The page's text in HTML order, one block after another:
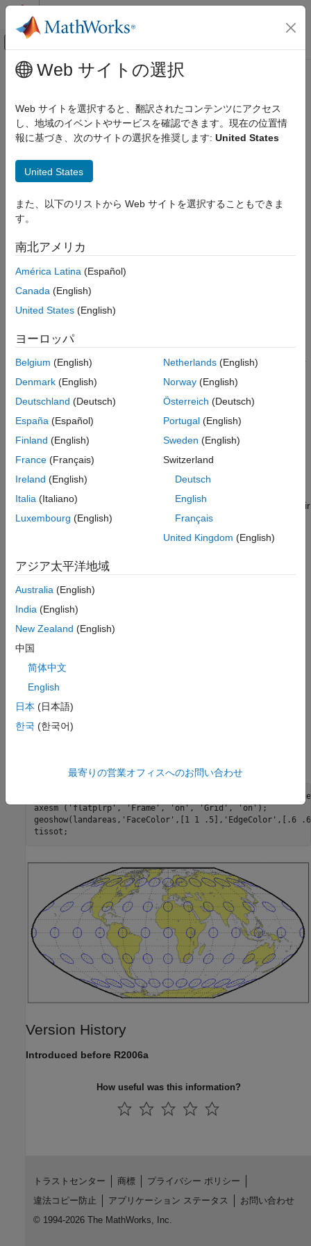
コンテンツへスキップ
オフキャンバス ナビゲーション メ
ドキュメンテーションのホーム
レーダー
Mapping Toolbox
ON THIS PAGE
Classification
Graticule
Features
Parallels
Remarks
Version History
メインコンテンツ
flatplrp
McBryde-Thomas Flat-Polar Parabolic Projection
Pseudocylindrical
Identifier
Graticule
Central Meridian: Straight line 0.48 as long as the Equator.
Other Meridians: Equally spaced parabolic curves concave
toward the central meridian.
Parallels: Unequally spaced straight parallel lines, perpendicular
to the central meridian. Spacing is greatest near the Equator.
Poles: Lines one-third as long as the Equator.
Symmetry: About the central meridian or the Equator.
Features
parallels and is constant along any parallel and between any pair
of parallels equidistant from the Equator. Distortion is severe
near the outer meridians at high latitudes, but less so than on
two points where the central meridian intersects the 45º30'
parallels. This projection is not conformal or equidistant.
Parallels
For this projection, only one standard parallel is specified. The
other standard parallel is the same latitude with the opposite
sign. The standard parallel is by definition fixed at 45º30'.
Remarks
This projection was presented by F. Webster McBryde and Paul
D. Thomas in 1949.
Example
landareas =
axesm ('flatplrp', 'Frame', 'on', 'Grid', 'on');
geoshow(landareas,'FaceColor',[1 1 .5],'EdgeColor',[.6
tissot;
Version History
Introduced before R2006a
How useful was this information?
Web サイトの選択
Web サイトを選択すると、翻訳されたコンテンツにアクセス
し、地域のイベントやサービスを確認できます。現在の位置情
報に基づき、次のサイトの選択を推奨します: United States
United States
また、以下のリストから Web サイトを選択することもできま
す。
南北アメリカ
América Latina (Español)
Canada (English)
United States (English)
ヨーロッパ
Belgium (English)
Denmark (English)
Deutschland (Deutsch)
España (Español)
Finland (English)
France (Français)
Ireland (English)
Italia (Italiano)
Luxembourg (English)
Netherlands(English)
Norway(English)
Österreich (Deutsch)
Portugal(English)
Sweden (English)
Switzerland
Deutsch
English
Français
United Kingdom (English)
アジア太平洋地域
Australia (English)
India (English)
New Zealand (English)
中国
简体中文
English
日本 (日本語)
한국 (한국어)
最寄りの営業オフィスへのお問い合わせ
トラストセンター 商標
プライバシー ポリシー
違法コピー防止
アプリケーション ステータス
お問い合わせ
© 1994-2026 The MathWorks, Inc.